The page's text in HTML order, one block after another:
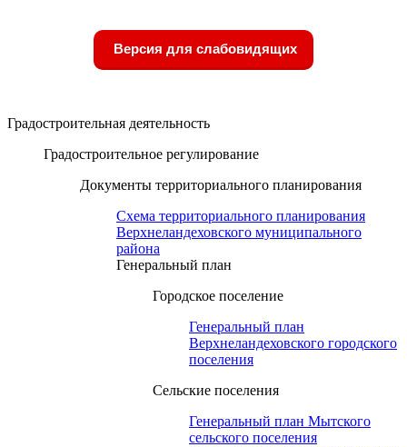
Версия для слабовидящих
Градостроительная деятельность
Градостроительное регулирование
Документы территориального планирования
Схема территориального планирования
Верхнеландеховского муниципального
района
Генеральный план
Городское поселение
Генеральный план
Верхнеландеховского городского
поселения
Сельские поселения
Генеральный план Мытского
сельского поселения